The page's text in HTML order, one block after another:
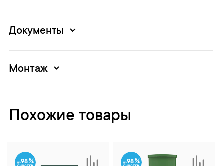
Документы
Монтаж
Похожие товары
98 98